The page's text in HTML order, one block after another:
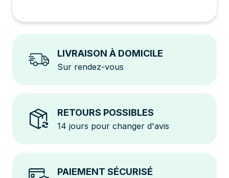
LIVRAISON À DOMICILE
Sur rendez-vous
RETOURS POSSIBLES
14 jours pour changer d'avis
PAIEMENT SÉCURISÉ